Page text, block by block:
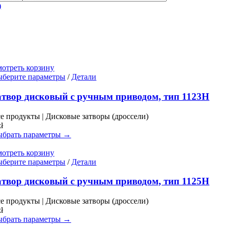
корзину
параметры Этот
имеет
несколько
Опции
выбрать
странице
товара.
/ Детали
дисковый с ручным приводом, тип 1123H
продукты | Дисковые затворы (дроссели)
параметры →
корзину
параметры Этот
имеет
несколько
вариаций.
выбрать
/ Детали
дисковый с ручным приводом, тип 1125H
продукты | Дисковые затворы (дроссели)
параметры →